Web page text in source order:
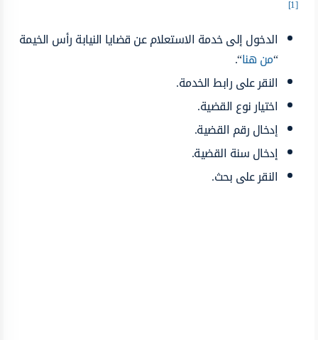
[1]
الدخول إلى خدمة الاستعلام عن قضايا النيابة رأس الخيمة
“من هنا“.
النقر على رابط الخدمة.
اختيار نوع القضية.
إدخال رقم القضية.
إدخال سنة القضية.
النقر على بحث.